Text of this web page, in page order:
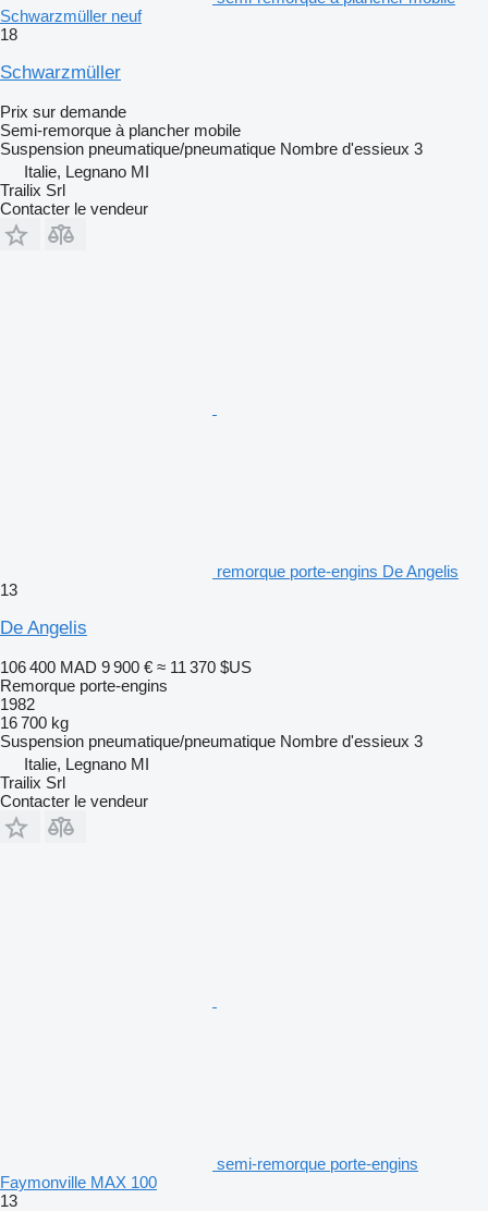
Schwarzmüller neuf
18
Schwarzmüller
Prix sur demande
Semi-remorque à plancher mobile
Suspension pneumatique/pneumatique Nombre d'essieux 3
Italie, Legnano MI
Trailix Srl
Contacter le vendeur
remorque porte-engins De Angelis
13
De Angelis
106 400 MAD 9 900 € ≈ 11 370 $US
Remorque porte-engins
1982
16 700 kg
Suspension pneumatique/pneumatique Nombre d'essieux 3
Italie, Legnano MI
Trailix Srl
Contacter le vendeur
semi-remorque porte-engins
Faymonville MAX 100
13